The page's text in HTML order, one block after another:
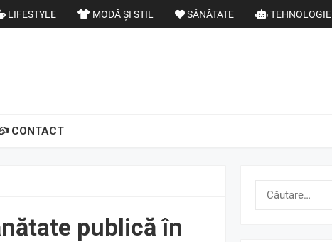
LIFESTYLE MODĂ ȘI STIL SĂNĂTATE TEHNOLOGIE
CONTACT
publică în
Caută